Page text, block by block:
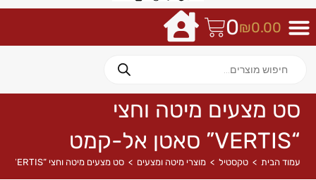
₪0.00
0
סט מצעים מיטה וחצי
“VERTIS” סאטן אל-קמט
עמוד הבית > טקסטיל > מוצרי מיטה ומצעים > סט מצעים מיטה וחצי “VERTIS” סאטן אל-קמט